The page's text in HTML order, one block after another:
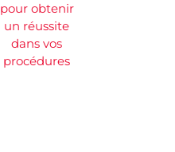
pour obtenir
un réussite
dans vos
procédures